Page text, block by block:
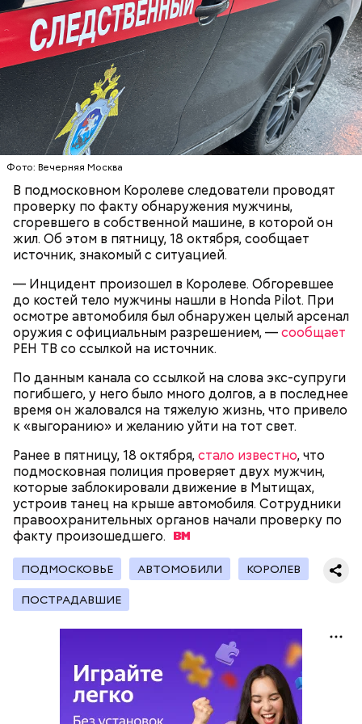
Фото: Вечерняя Москва
В подмосковном Королеве следователи проводят
проверку по факту обнаружения мужчины,
сгоревшего в собственной машине, в которой он
жил. Об этом в пятницу, 18 октября, сообщает
источник, знакомый с ситуацией.
— Инцидент произошел в Королеве. Обгоревшее
до костей тело мужчины нашли в Honda Pilot. При
осмотре автомобиля был обнаружен целый арсенал
оружия с официальным разрешением, —сообщает
РЕН ТВ со ссылкой на источник.
По данным канала со ссылкой на слова экс-супруги
погибшего, у него было много долгов, а в последнее
время он жаловался на тяжелую жизнь, что привело
к «выгоранию» и желанию уйти на тот свет.
Ранее в пятницу, 18 октября, стало известно, что
подмосковная полиция проверяет двух мужчин,
которые заблокировали движение в Мытищах,
устроив танец на крыше автомобиля. Cотрудники
правоохранительных органов начали проверку по
факту произошедшего.
ПОДМОСКОВЬЕ АВТОМОБИЛИ КОРОЛЕВ
ПОСТРАДАВШИЕ
Молодого человека задержали. На первом же
допросе он признался, что планировал отравить
только отчима. Тогда следователи посчитали, что
мотивом преступления была квартира родителей,
которая в случае их смерти перешла бы сыну. Но
спустя несколько дней Миссюра заявил, что ранее
Кто еще был жертвой Миссюры
химикаты, купленные в интернет-магазине. 13
января 2024 года он подсыпал дихлорэтан в
коктейль возлюбленной, отчего у нее случился
инсульт. Девушка неделю провела в коме, а после
выписки из больницы узнала, что Миссюра
оформил на нее несколько кредитов.
Примечательно, что летом 2023 года на Мутаева
уже нападали возле Школы единоборств. Тогда
неизвестный несколько раз выстрелил в
спортсмена из травматического пистолета, а боец
открыл огоньв ответ.
Как идет расследование
признал вину и показал следователям, как именно
совершил преступление и где спрятал оружие, из
которого застрелил Мутаева.